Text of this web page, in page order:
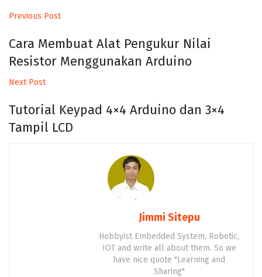
Previous Post
Cara Membuat Alat Pengukur Nilai
Resistor Menggunakan Arduino
Next Post
Tutorial Keypad 4×4 Arduino dan 3×4
Tampil LCD
Jimmi Sitepu
Hobbyist Embedded System, Robotic,
IOT and write all about them. So we
have nice quote "Learning and
Sharing"